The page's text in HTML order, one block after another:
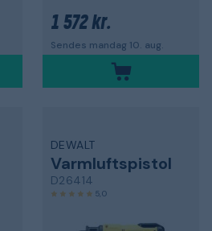
1 572 kr.
Sendes mandag 10. aug.
DEWALT
Varmluftspistol
D26414
5,0